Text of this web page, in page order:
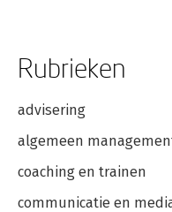
Rubrieken
advisering
algemeen
coaching en trainen
communicatie en